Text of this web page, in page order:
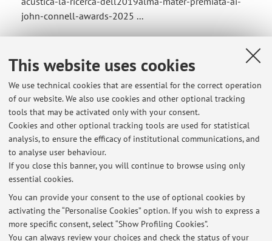
This website uses cookies
We use technical cookies that are essential for the correct operation
of our website. We also use cookies and other optional tracking
tools that may be activated only with your consent.
Cookies and other optional tracking tools are used for statistical
analysis, to ensure the efficacy of institutional communications, and
to analyse user behaviour.
If you close this banner, you will continue to browse using only
essential cookies.
You can provide your consent to the use of optional cookies by
activating the “Personalise Cookies” option. If you wish to express a
more specific consent, select “Show Profiling Cookies”.
You can always review your choices and check the status of your
john-connell-awards-2025 ...
Sette brevetti dell’Università di Bologna in finale
agli Intellectual Property Award
Per l’ambito Clima Tech sono tre i brevetti dell’Alma Mater
in gara: una finestra dotata di sistema fonoisolante in
grado di attutire l’impatto dei rumori esterni, un metodo
di riciclo di materiali composti in polistirolo che
garantisce il recupero delle sostanze e la riduzione dei
costi di smaltimento ...
Latest news